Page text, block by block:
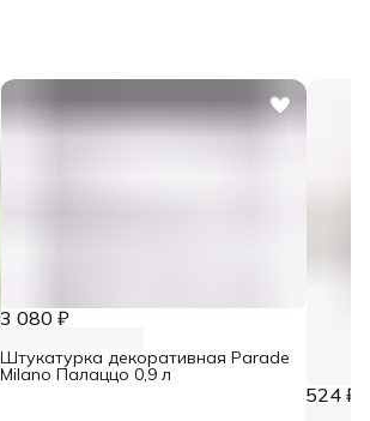
3 080 ₽
Штукатурка декоративная Parade
Milano Палаццо 0,9 л
524 ₽